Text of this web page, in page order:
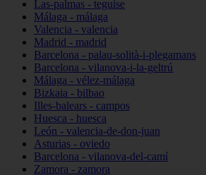
Las-palmas - teguise
Málaga - málaga
Valencia - valencia
Madrid - madrid
Barcelona - palau-solità-i-plegamans
Barcelona - vilanova-i-la-geltrú
Málaga - vélez-málaga
Bizkaia - bilbao
Illes-balears - campos
Huesca - huesca
León - valencia-de-don-juan
Asturias - oviedo
Barcelona - vilanova-del-camí
Zamora - zamora